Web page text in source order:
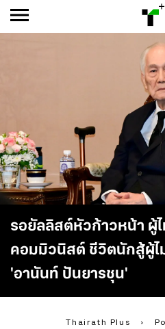
รอยัลลิสต์หัวก้าวหน้า ผู้
คอมมิวนิสต์ ชีวิตนักสู้ผู้ไ
'อานันท์ ปันยารชุน'
Thairath Plus ›
-ก